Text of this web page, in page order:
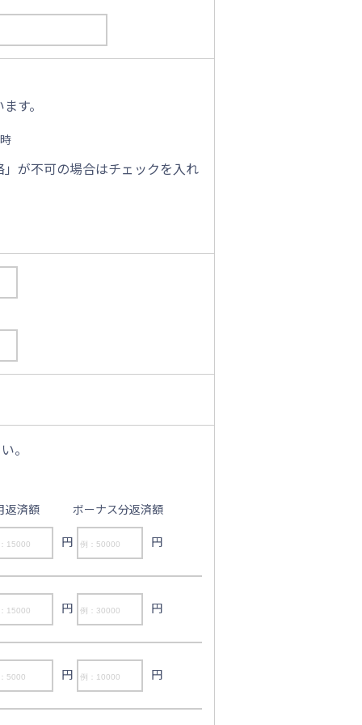
す。
時
が不可の場合はチェックを入れ
。
返済額
円
ボーナス分返済額
円
円 円
円 円